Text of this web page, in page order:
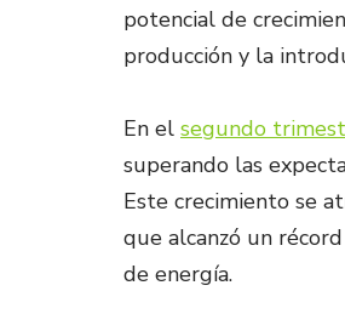
potencial de
producción y la
En el segundo
superando las
Este crecimiento se
que alcanzó un
de energía​.